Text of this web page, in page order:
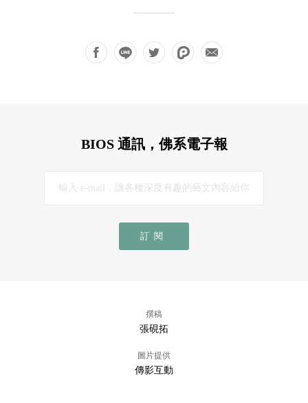
BIOS 通訊，佛系電子報
訂閱
撰稿
張硯拓
圖片提供
傳影互動